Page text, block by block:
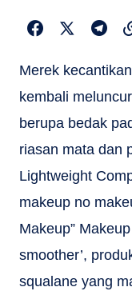
Merek
kembali
berupa bedak
riasan mata dan
Lightweight
makeup no
Makeup”
smoother’,
squalane yang